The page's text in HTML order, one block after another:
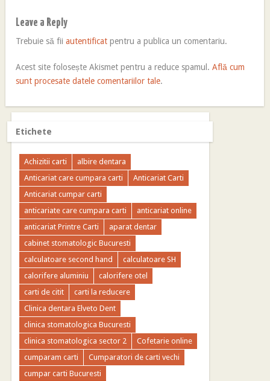
Leave a Reply
Trebuie să fiiautentificat pentru a publica un comentariu.
Acest site folosește Akismet pentru a reduce spamul.Află cum
sunt procesate datele comentariilor tale.
Etichete
Achizitii carti
albire dentara
Anticariat care cumpara carti
Anticariat Carti
Anticariat cumpar carti
anticariate care cumpara carti
anticariat online
anticariat Printre Carti
aparat dentar
cabinet stomatologic Bucuresti
calculatoare second hand
calculatoare SH
calorifere aluminiu
calorifere otel
carti de citit
carti la reducere
Clinica dentara Elveto Dent
clinica stomatologica Bucuresti
clinica stomatologica sector 2
Cofetarie online
cumparam carti
Cumparatori de carti vechi
cumpar carti Bucuresti